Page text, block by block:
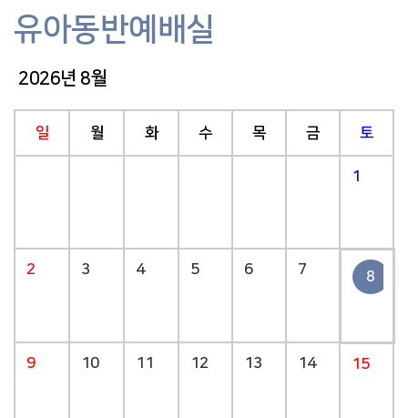
유아동반예배실
2026년 8월
일 월 화 수 목 금 토
1
2 3 4 5 6 7 8
9 10 11 12 13 14 15